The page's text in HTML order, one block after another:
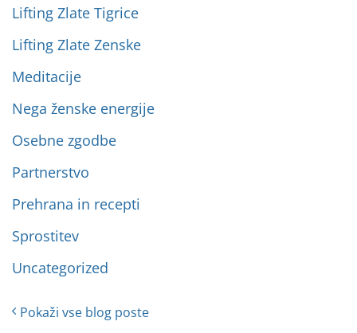
Lifting Zlate Tigrice
Lifting Zlate Zenske
Meditacije
Nega ženske energije
Osebne zgodbe
Partnerstvo
Prehrana in recepti
Sprostitev
Uncategorized
Pokaži vse blog poste